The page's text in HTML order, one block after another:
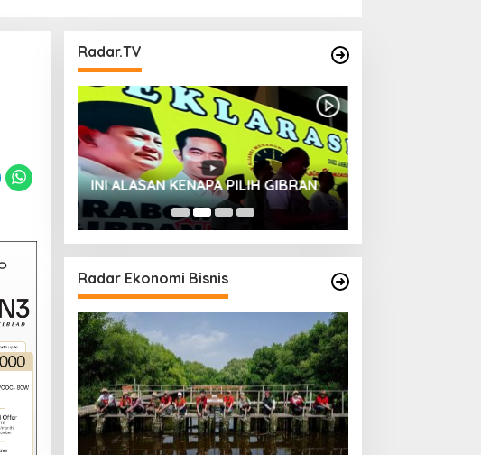
Radar.TV
INI ALASAN KENAPA PILIH GIBRAN
Radar Ekonomi Bisnis